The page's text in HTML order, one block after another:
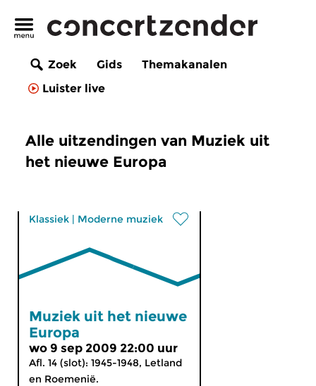
Zoek Gids
Themakanalen
Luister live
Alle uitzendingen van Muziek uit
het nieuwe Europa
Klassiek | Moderne muziek
Muziek uit het nieuwe
Europa
wo 9 sep 2009 22:00 uur
Afl. 14 (slot): 1945-1948, Letland
en Roemenië.